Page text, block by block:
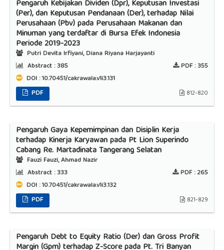
Pengaruh Kebijakan Dividen (Dpr), Keputusan Investasi
(Per), dan Keputusan Pendanaan (Der), terhadap Nilai
Perusahaan (Pbv) pada Perusahaan Makanan dan
Minuman yang terdaftar di Bursa Efek Indonesia
Periode 2019-2023
Putri Devita Irfiyani, Diana Riyana Harjayanti
Abstract :385 PDF :355
DOI : 10.70451/cakrawala.v1i3.131
PDF
812-820
Pengaruh Gaya Kepemimpinan dan Disiplin Kerja
terhadap Kinerja Karyawan pada Pt Lion Superindo
Cabang Re. Martadinata Tangerang Selatan
Fauzi Fauzi, Ahmad Nazir
Abstract :333 PDF :265
DOI : 10.70451/cakrawala.v1i3.132
PDF
821-829
Pengaruh Debt to Equity Ratio (Der) dan Gross Profit